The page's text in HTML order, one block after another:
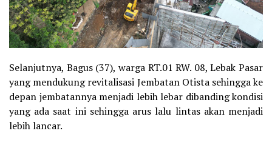
Selanjutnya, Bagus (37), warga RT.01 RW. 08, Lebak Pasar
yang mendukung revitalisasi Jembatan Otista sehingga ke
depan jembatannya menjadi lebih lebar dibanding kondisi
yang ada saat ini sehingga arus lalu lintas akan menjadi
lebih lancar.